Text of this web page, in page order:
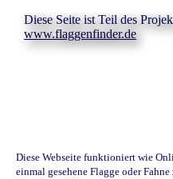
Diese Seite ist Teil des
www.flaggenfinder.de
Diese Webseite funktioniert wie
einmal gesehene Flagge oder